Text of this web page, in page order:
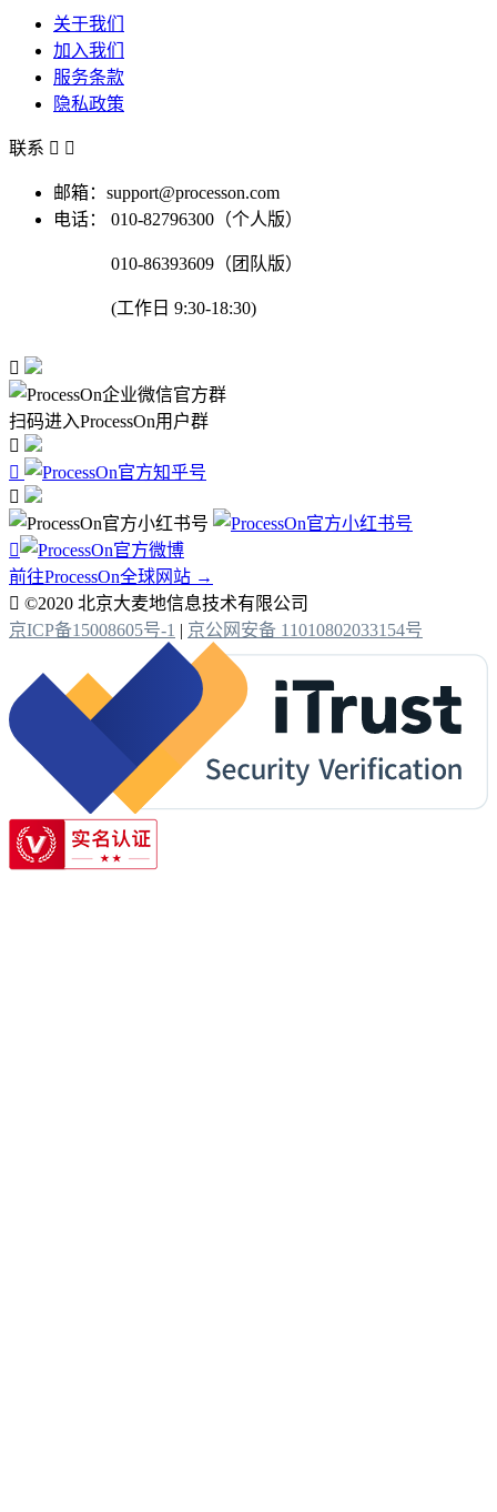
关于我们
加入我们
服务条款
隐私政策
联系  
邮箱：support@processon.com
电话：
010-82796300（个人版）
010-86393609（团队版）
(工作日 9:30-18:30)

扫码进入ProcessOn用户群




前往ProcessOn全球网站 →
 ©2020 北京大麦地信息技术有限公司
京ICP备15008605号-1 | 京公网安备 11010802033154号